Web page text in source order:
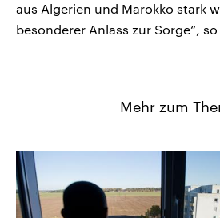
aus Algerien und Marokko stark
besonderer Anlass zur Sorge“,
Mehr zum